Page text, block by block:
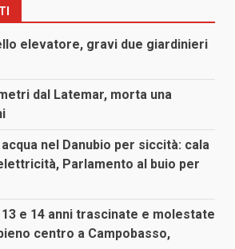
elevatore, gravi due giardinieri
dal Latemar, morta una
nel Danubio per siccità: cala
Parlamento al buio per
e 14 anni trascinate e molestate
centro a Campobasso,